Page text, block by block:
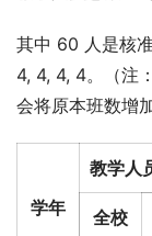
其中 60 人是核
4, 4, 4, 4。（注
会将原本班数增
学年
教学人
全校